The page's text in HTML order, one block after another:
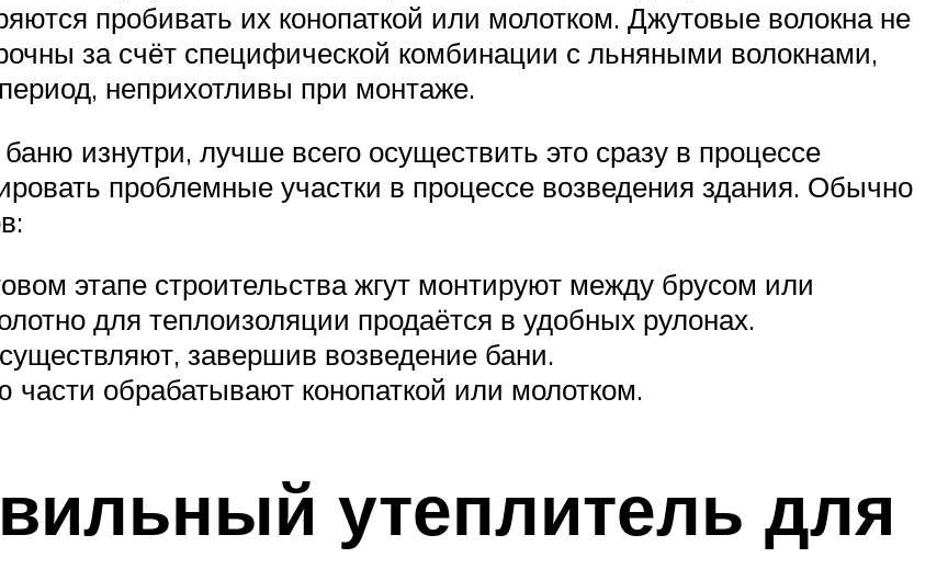
пробивать их конопаткой или молотком. Джутовые волокна не
за счёт специфической комбинации с льняными волокнами,
неприхотливы при монтаже.
изнутри, лучше всего осуществить это сразу в процессе
проблемные участки в процессе возведения здания. Обычно
этапе строительства жгут монтируют между брусом или
для теплоизоляции продаётся в удобных рулонах.
завершив возведение бани.
обрабатывают конопаткой или молотком.
утеплитель для